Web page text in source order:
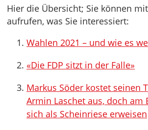
Hier die Übersicht; Sie können
aufrufen, was Sie interessiert:
Wahlen 2021 – und wie es
«Die FDP sitzt in der Falle»
Markus Söder kostet seinen
Armin Laschet aus, doch am
sich als Scheinriese erweisen